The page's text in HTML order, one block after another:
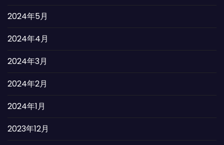
2024年5月
2024年4月
2024年3月
2024年2月
2024年1月
2023年12月